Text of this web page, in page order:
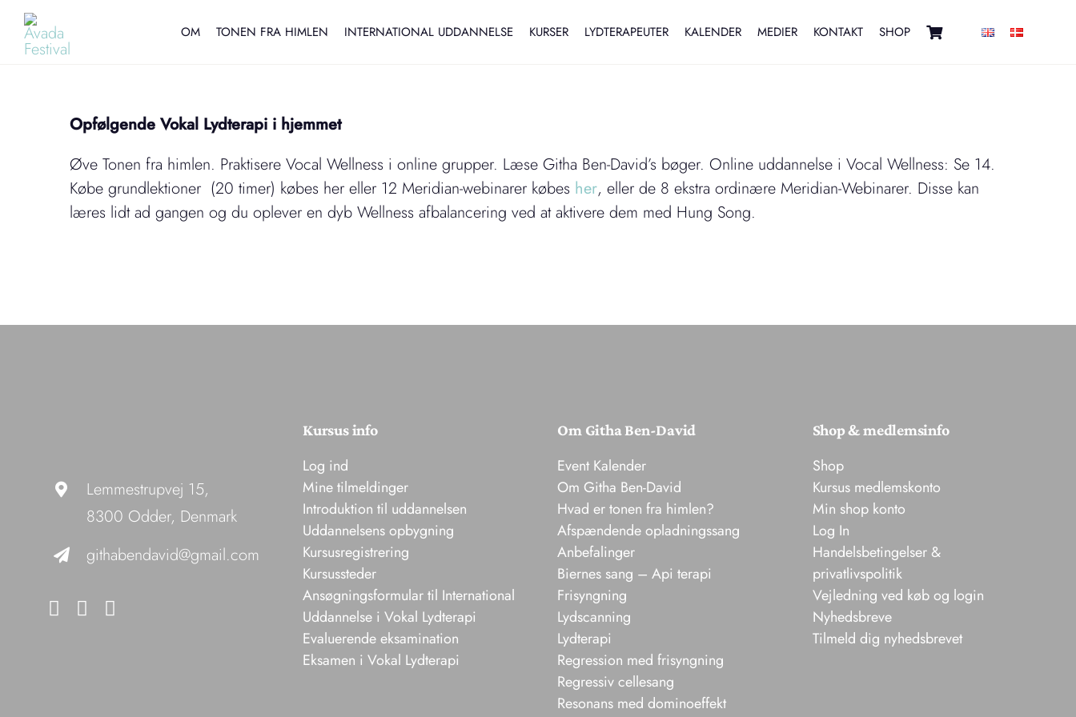
Skip
content
OM TONEN FRA HIMLEN INTERNATIONAL UDDANNELSE KURSER LYDTERAPEUTER KALENDER MEDIER KONTAKT SHOP
Opfølgende Vokal Lydterapi i hjemmet
Øve Tonen fra himlen. Praktisere Vocal Wellness i online grupper. Læse Githa Ben-David’s bøger. Online uddannelse i Vocal Wellness: Se 14.
Købe grundlektioner (20 timer) købes her eller 12 Meridian-webinarer købes her, eller de 8 ekstra ordinære Meridian-Webinarer. Disse kan
læres lidt ad gangen og du oplever en dyb Wellness afbalancering ved at aktivere dem med Hung Song.
Lemmestrupvej 15,
8300 Odder, Denmark
githabendavid@gmail.com
Kursus info
Log ind
Mine tilmeldinger
Introduktion til uddannelsen
Uddannelsens opbygning
Kursusregistrering
Kursussteder
Ansøgningsformular til International
Uddannelse i Vokal Lydterapi
Evaluerende eksamination
Eksamen i Vokal Lydterapi
Om Githa Ben-David
Event Kalender
Om Githa Ben-David
Hvad er tonen fra himlen?
Afspændende opladningssang
Anbefalinger
Biernes sang – Api terapi
Frisyngning
Lydscanning
Lydterapi
Regression med frisyngning
Regressiv cellesang
Resonans med dominoeffekt
Shop & medlemsinfo
Shop
Kursus medlemskonto
Min shop konto
Log In
Handelsbetingelser &
privatlivspolitik
Vejledning ved køb og login
Nyhedsbreve
Tilmeld dig nyhedsbrevet